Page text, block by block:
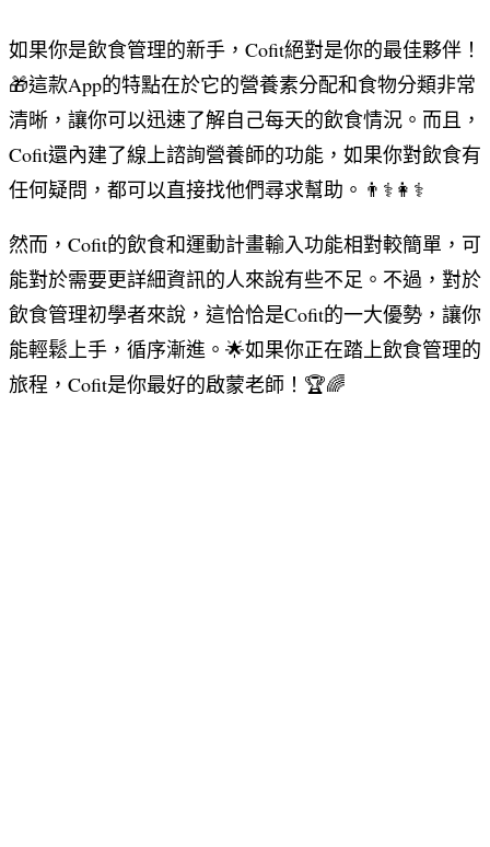
如果你是飲食管理的新手，Cofit絕對是你的最佳夥伴！
🎁這款App的特點在於它的營養素分配和食物分類非常
清晰，讓你可以迅速了解自己每天的飲食情況。而且，
Cofit還內建了線上諮詢營養師的功能，如果你對飲食有
任何疑問，都可以直接找他們尋求幫助。👨⚕️👩⚕️
然而，Cofit的飲食和運動計畫輸入功能相對較簡單，可
能對於需要更詳細資訊的人來說有些不足。不過，對於
飲食管理初學者來說，這恰恰是Cofit的一大優勢，讓你
能輕鬆上手，循序漸進。🌟如果你正在踏上飲食管理的
旅程，Cofit是你最好的啟蒙老師！🏆🌈